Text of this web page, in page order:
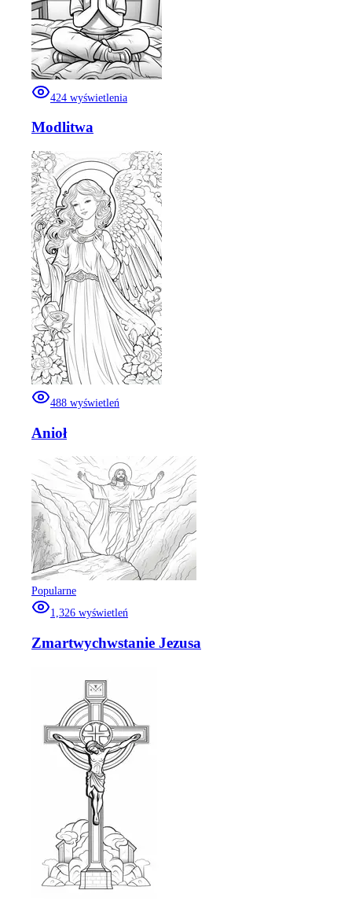
424 wyświetlenia
Modlitwa
488 wyświetleń
Anioł
Popularne
1,326 wyświetleń
Zmartwychwstanie Jezusa